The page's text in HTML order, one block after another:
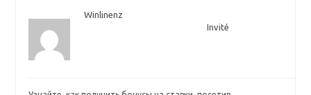
Winlinenz
Invité